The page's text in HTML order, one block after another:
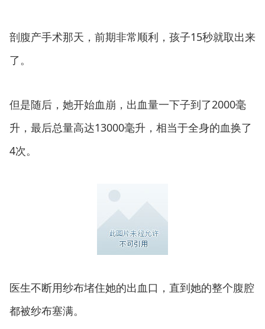
剖腹产手术那天，前期非常顺利，孩子15秒就取出来
了。
但是随后，她开始血崩，出血量一下子到了2000毫
升，最后总量高达13000毫升，相当于全身的血换了
4次。
医生不断用纱布堵住她的出血口，直到她的整个腹腔
都被纱布塞满。